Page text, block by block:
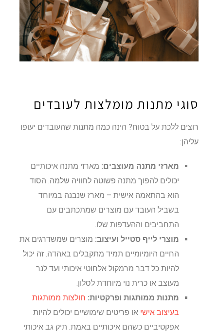
סוגי מתנות מומלצות לעובדים
רוצים ללכת על בטוח? הינה כמה מתנות שהעובדים יעופו
עליהן:
מארזי מתנה מעוצבים:מארזי מתנה איכותיים
יכולים להפוך מתנה פשוטה לחוויה שלמה. הסוד
הוא בהתאמה אישית – מארז שנבנה במיוחד
בשביל העובד עם מוצרים שמתכתבים עם
התחביבים וההעדפות שלו.
מוצרי לייף סטייל ועיצוב:מוצרים שמשדרגים את
החיים היומיומיים תמיד מתקבלים באהדה. זה יכול
להיות כל דבר מרמקול אלחוטי איכותי ועד לנר
מעוצב או כרית נוי מיוחדת לסלון.
מתנות ממותגות ופרקטיות:חולצות ממותגות
בעיצוב אישיאו פריטים שימושיים יכולים להיות
אפקטיביים כשהם איכותיים באמת. תיק גב איכותי